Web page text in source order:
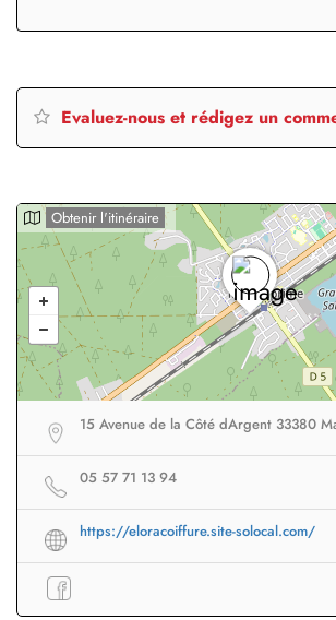
Evaluez-nous et rédigez un
Obtenir l'itinéraire
15 Avenue de la Côté dArgent 33380
05 57 71 13 94
https://eloracoiffure.site-solocal.com/